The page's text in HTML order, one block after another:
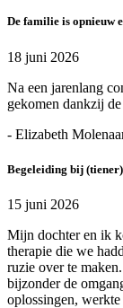
De familie is opnieuw
18 juni 2026
Na een jarenlang
gekomen dankzij
- Elizabeth
Begeleiding bij
15 juni 2026
Mijn dochter en ik
therapie die we
ruzie over te
bijzonder de
oplossingen,